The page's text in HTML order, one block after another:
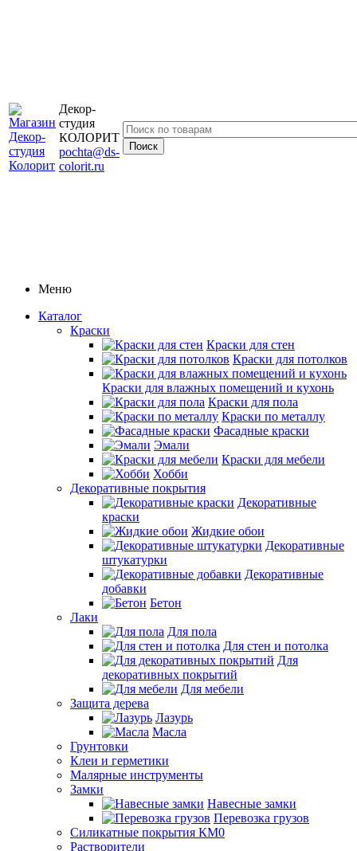
Декор-
студия
КОЛОРИТ
pochta@ds-
colorit.ru
Меню
Каталог
Краски
Краски для стен
Краски для потолков
Краски для влажных помещений и кухонь
Краски для пола
Краски по металлу
Фасадные краски
Эмали
Краски для мебели
Хобби
Декоративные покрытия
Декоративные
краски
Жидкие обои
Декоративные
штукатурки
Декоративные
добавки
Бетон
Лаки
Для пола
Для стен и потолка
Для
декоративных покрытий
Для мебели
Защита дерева
Лазурь
Масла
Грунтовки
Клеи и герметики
Малярные инструменты
Замки
Навесные замки
Перевозка грузов
Силикатные покрытия КМ0
Растворители